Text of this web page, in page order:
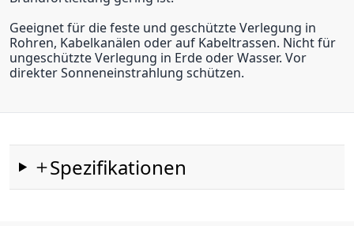
Geeignet für die feste und geschützte Verlegung in
Rohren, Kabelkanälen oder auf Kabeltrassen. Nicht für
ungeschützte Verlegung in Erde oder Wasser. Vor
direkter Sonneneinstrahlung schützen.
Spezifikationen